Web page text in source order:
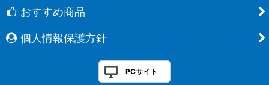
おすすめ商品
個人情報保護方針
PCサイト